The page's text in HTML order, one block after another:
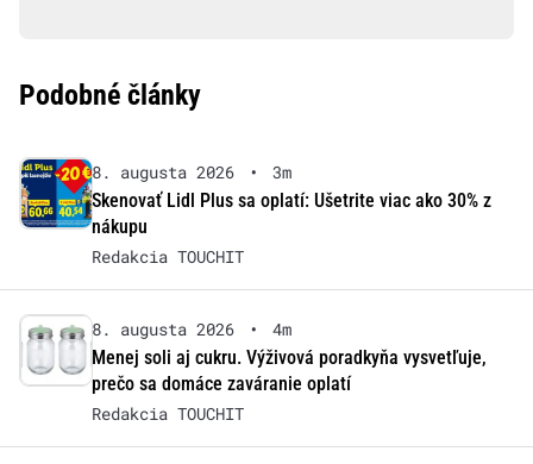
Podobné články
8. augusta 2026 •
3m
Skenovať Lidl Plus sa oplatí: Ušetrite viac ako 30% z
nákupu
Redakcia TOUCHIT
8. augusta 2026 •
4m
Menej soli aj cukru. Výživová poradkyňa vysvetľuje,
prečo sa domáce zaváranie oplatí
Redakcia TOUCHIT